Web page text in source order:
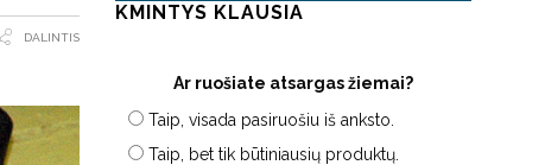
DALINTIS
KMINTYS KLAUSIA
Ar ruošiate atsargas žiemai?
Taip, visada pasiruošiu iš anksto.
Taip, bet tik būtiniausių produktų.